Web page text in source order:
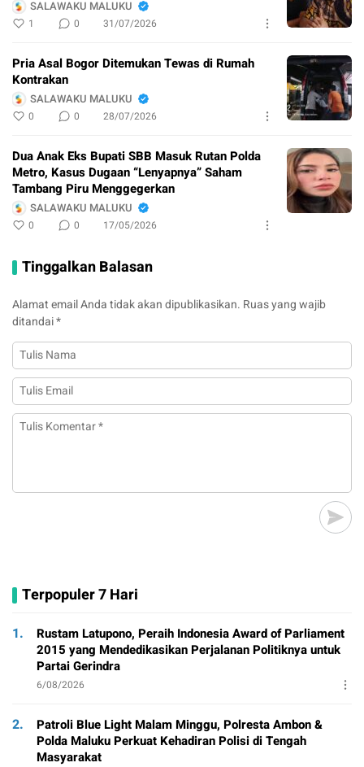
SALAWAKU MALUKU
1 0 31/07/2026
Pria Asal Bogor Ditemukan Tewas di Rumah
Kontrakan
SALAWAKU MALUKU
0 0 28/07/2026
Dua Anak Eks Bupati SBB Masuk Rutan Polda
Metro, Kasus Dugaan “Lenyapnya” Saham
Tambang Piru Menggegerkan
SALAWAKU MALUKU
0 0 17/05/2026
Tinggalkan Balasan
Alamat email Anda tidak akan dipublikasikan. Ruas yang wajib
ditandai*
Terpopuler 7 Hari
1.
Rustam Latupono, Peraih Indonesia Award of Parliament
2015 yang Mendedikasikan Perjalanan Politiknya untuk
Partai Gerindra
6/08/2026
2.
Patroli Blue Light Malam Minggu, Polresta Ambon &
Polda Maluku Perkuat Kehadiran Polisi di Tengah
Masyarakat